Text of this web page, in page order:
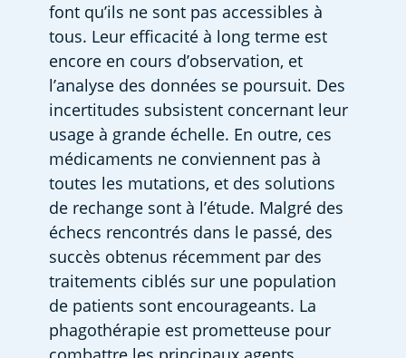
font qu’ils ne sont pas accessibles à
tous. Leur efficacité à long terme est
encore en cours d’observation, et
l’analyse des données se poursuit. Des
incertitudes subsistent concernant leur
usage à grande échelle. En outre, ces
médicaments ne conviennent pas à
toutes les mutations, et des solutions
de rechange sont à l’étude. Malgré des
échecs rencontrés dans le passé, des
succès obtenus récemment par des
traitements ciblés sur une population
de patients sont encourageants. La
phagothérapie est prometteuse pour